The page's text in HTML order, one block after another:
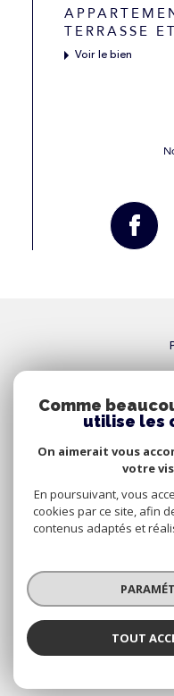
TERRASSE
Voir le bien
© 2026 | TOUS DROITS
Comme
utilise les
On aimerait vous
votre
En poursuivant, vous
cookies par ce site, afin
contenus adaptés et
TOUT